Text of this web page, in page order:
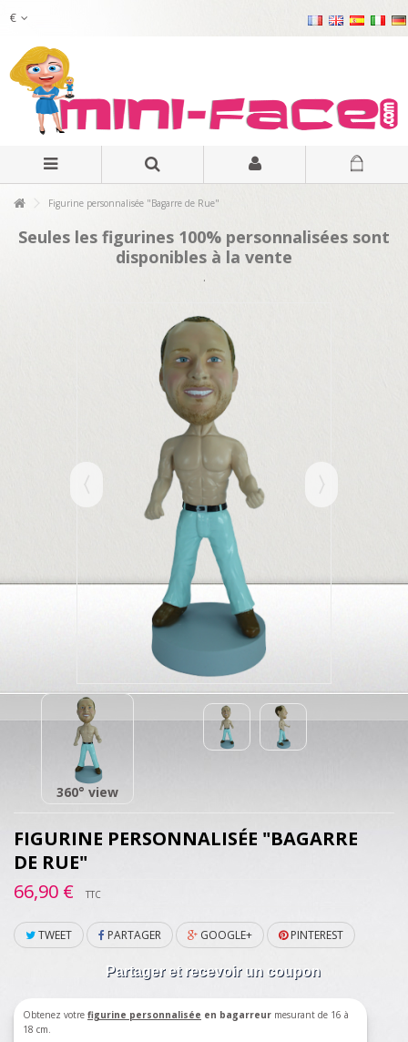
€
Figurine personnalisée "Bagarre de Rue"
Seules les figurines 100% personnalisées sont
disponibles à la vente
.
360° view
FIGURINE PERSONNALISÉE "BAGARRE
DE RUE"
66,90 €
TTC
TWEET PARTAGER GOOGLE+ PINTEREST
Partager et recevoir un coupon
Obtenez votre figurine personnalisée en bagarreur mesurant de 16 à
18 cm.